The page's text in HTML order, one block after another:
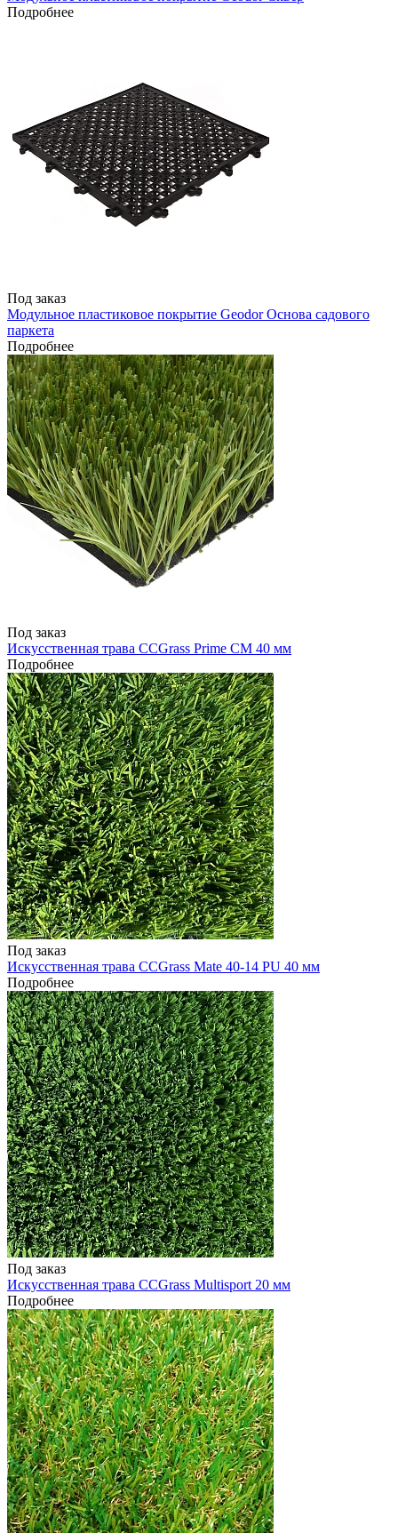
Подробнее
Под заказ
Модульное пластиковое покрытие Geodor Основа садового
паркета
Подробнее
Под заказ
Искусственная трава CCGrass Prime CM 40 мм
Подробнее
Под заказ
Искусственная трава CCGrass Mate 40-14 PU 40 мм
Подробнее
Под заказ
Искусственная трава CCGrass Multisport 20 мм
Подробнее